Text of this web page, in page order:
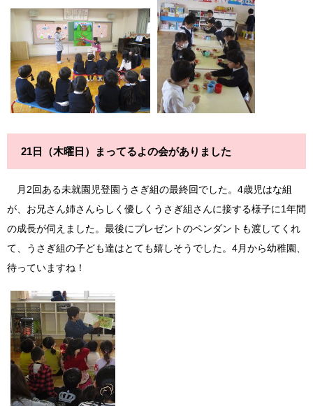
21日（木曜日）まってるよの会がありました
月2回ある未就園児登園うさぎ組の最終回でした。4歳児はな組
が、お兄さん姉さんらしく優しくうさぎ組さんに接する様子に1年間
の成長が伺えました。最後にプレゼントのペンダントも渡してくれ
て、うさぎ組の子ども達はとても嬉しそうでした。4月から幼稚園、
待っていますね！